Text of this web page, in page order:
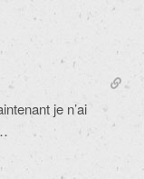
je n’ai